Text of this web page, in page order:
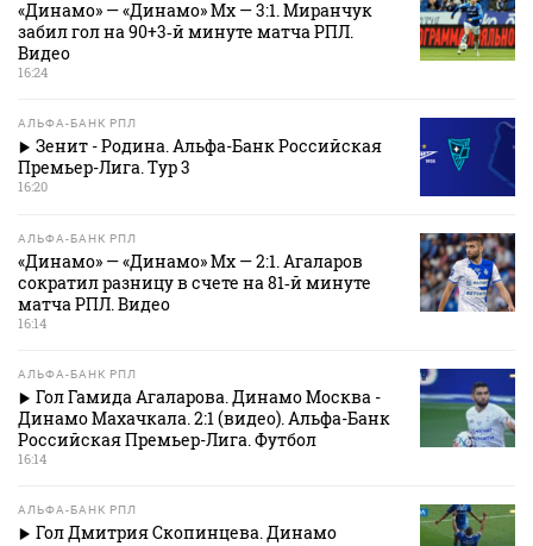
«Динамо» — «Динамо» Мх — 3:1. Миранчук
забил гол на 90+3‑й минуте матча РПЛ.
Видео
16:24
АЛЬФА-БАНК РПЛ
Зенит - Родина. Альфа-Банк Российская
Премьер-Лига. Тур 3
16:20
АЛЬФА-БАНК РПЛ
«Динамо» — «Динамо» Мх — 2:1. Агаларов
сократил разницу в счете на 81‑й минуте
матча РПЛ. Видео
16:14
АЛЬФА-БАНК РПЛ
Гол Гамида Агаларова. Динамо Москва -
Динамо Махачкала. 2:1 (видео). Альфа-Банк
Российская Премьер-Лига. Футбол
16:14
АЛЬФА-БАНК РПЛ
Гол Дмитрия Скопинцева. Динамо